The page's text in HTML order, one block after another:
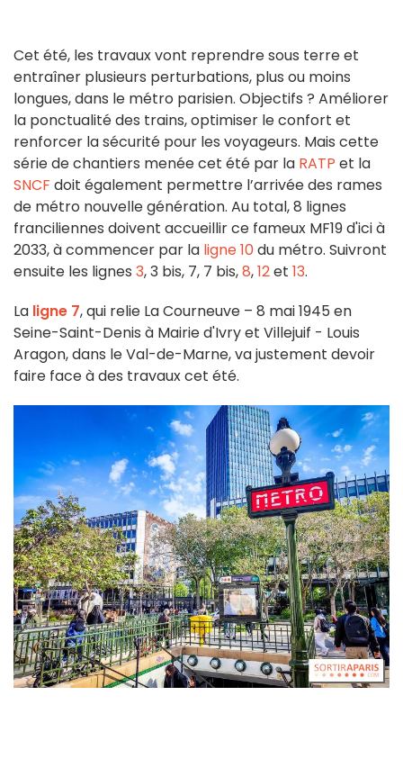
Cet été, les travaux vont reprendre sous terre et
entraîner plusieurs perturbations, plus ou moins
longues, dans le métro parisien. Objectifs ? Améliorer
la ponctualité des trains, optimiser le confort et
renforcer la sécurité pour les voyageurs. Mais cette
série de chantiers menée cet été par la RATP et la
SNCF doit également permettre l’arrivée des rames
de métro nouvelle génération. Au total, 8 lignes
franciliennes doivent accueillir ce fameux MF19 d'ici à
2033, à commencer par la ligne 10du métro. Suivront
ensuite les lignes 3, 3 bis, 7, 7 bis,8,12et 13.
La ligne 7, qui relie La Courneuve – 8 mai 1945 en
Seine-Saint-Denis à Mairie d'Ivry et Villejuif - Louis
Aragon, dans le Val-de-Marne, va justement devoir
faire face à des travaux cet été.